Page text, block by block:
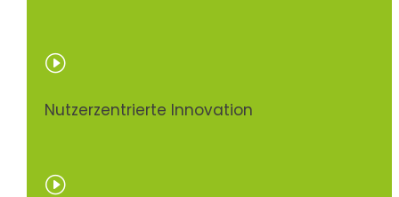
I
Nutzerzentrierte Innovation
I